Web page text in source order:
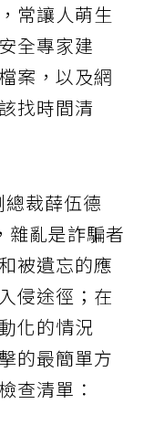
常讓人萌生
全專家建
案，以及網
找時間清
裁薛伍德
雜亂是詐騙者
被遺忘的應
侵途徑；在
化的情況
的最簡單方
查清單：